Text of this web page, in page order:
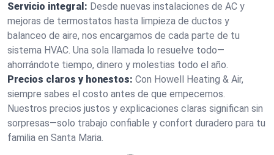
Servicio integral: Desde nuevas instalaciones de AC y
mejoras de termostatos hasta limpieza de ductos y
balanceo de aire, nos encargamos de cada parte de tu
sistema HVAC. Una sola llamada lo resuelve todo—
ahorrándote tiempo, dinero y molestias todo el año.
Precios claros y honestos: Con Howell Heating & Air,
siempre sabes el costo antes de que empecemos.
Nuestros precios justos y explicaciones claras significan sin
sorpresas—solo trabajo confiable y confort duradero para tu
familia en Santa Maria.